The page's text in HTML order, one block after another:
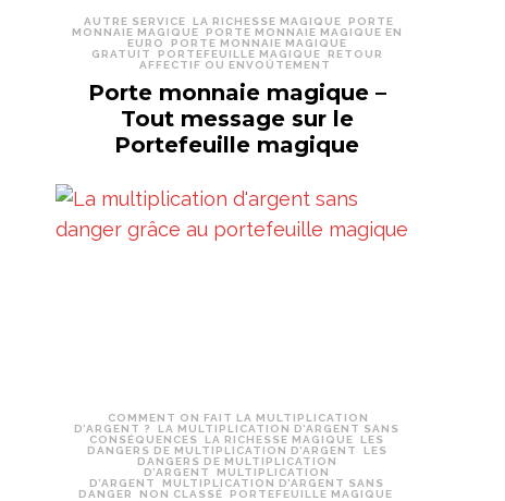
AUTRE SERVICE LA RICHESSE MAGIQUE
PORTE
MONNAIE MAGIQUE
PORTE MONNAIE MAGIQUE EN
EURO
PORTE MONNAIE MAGIQUE
GRATUIT
PORTEFEUILLE MAGIQUE
RETOUR
AFFECTIF OU ENVOÛTEMENT
Porte monnaie magique –
Tout message sur le
Portefeuille magique
COMMENT ON FAIT LA MULTIPLICATION
D’ARGENT ?
LA MULTIPLICATION D’ARGENT SANS
CONSÉQUENCES
LA RICHESSE MAGIQUE
LES
DANGERS DE MULTIPLICATION D’ARGENT
LES
DANGERS DE MULTIPLICATION
D’ARGENT
MULTIPLICATION
D’ARGENT
MULTIPLICATION D’ARGENT SANS
DANGER
NON CLASSÉ PORTEFEUILLE MAGIQUE